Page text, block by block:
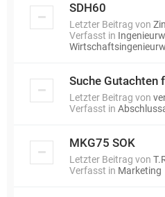
SDH60
Letzter Beitrag von
Verfasst in
Suche Gutachten
Letzter Beitrag von
Verfasst in
MKG75 SOK
Letzter Beitrag von
Verfasst in Marketing